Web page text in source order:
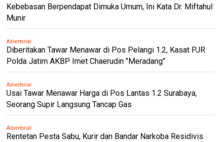
Kebebasan Berpendapat Dimuka Umum, Ini Kata Dr. Miftahul
Munir
Advertorial
Diberitakan Tawar Menawar di Pos Pelangi 1.2, Kasat PJR
Polda Jatim AKBP Imet Chaerudin "Meradang"
Advertorial
Usai Tawar Menawar Harga di Pos Lantas 1.2 Surabaya,
Seorang Supir Langsung Tancap Gas
Advertorial
Rentetan Pesta Sabu, Kurir dan Bandar Narkoba Residivis